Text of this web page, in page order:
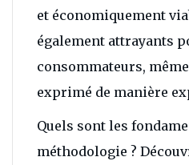
et économiquement
également attrayants
consommateurs,
exprimé de manière
Quels sont les
méthodologie ?